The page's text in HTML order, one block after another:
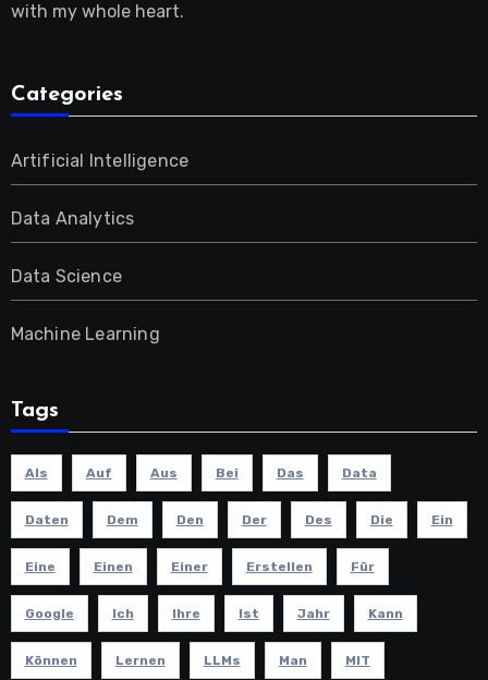
with my whole heart.
Categories
Artificial Intelligence
Data Analytics
Data Science
Machine Learning
Tags
Als Auf Aus Bei Das Data
Daten Dem Den Der Des Die Ein
Eine Einen Einer Erstellen Für
Google Ich Ihre Ist Jahr Kann
Können Lernen LLMs Man MIT